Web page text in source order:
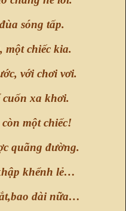
sóng tấp.
một chiếc kia.
với chơi vơi.
cuốn xa khơi.
một chiếc!
quãng đường.
khểnh lẻ…
dài nữa…